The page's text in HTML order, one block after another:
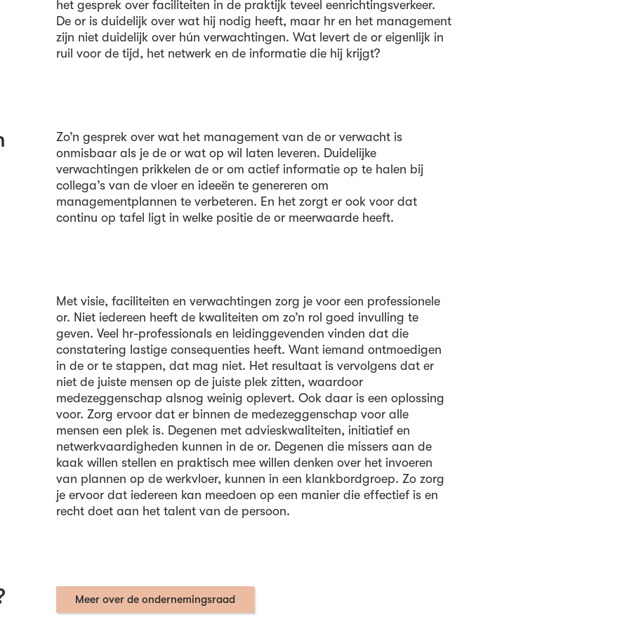
het gesprek over faciliteiten in de praktijk teveel eenrichtingsverkeer.
De or is duidelijk over wat hij nodig heeft, maar hr en het management
zijn niet duidelijk over hún verwachtingen. Wat levert de or eigenlijk in
ruil voor de tijd, het netwerk en de informatie die hij krijgt?
Zo’n gesprek over wat het management van de or verwacht is
onmisbaar als je de or wat op wil laten leveren. Duidelijke
verwachtingen prikkelen de or om actief informatie op te halen bij
collega’s van de vloer en ideeën te genereren om
managementplannen te verbeteren. En het zorgt er ook voor dat
continu op tafel ligt in welke positie de or meerwaarde heeft.
Met visie, faciliteiten en verwachtingen zorg je voor een professionele
or. Niet iedereen heeft de kwaliteiten om zo’n rol goed invulling te
geven. Veel hr-professionals en leidinggevenden vinden dat die
constatering lastige consequenties heeft. Want iemand ontmoedigen
in de or te stappen, dat mag niet. Het resultaat is vervolgens dat er
niet de juiste mensen op de juiste plek zitten, waardoor
medezeggenschap alsnog weinig oplevert. Ook daar is een oplossing
voor. Zorg ervoor dat er binnen de medezeggenschap voor alle
mensen een plek is. Degenen met advieskwaliteiten, initiatief en
netwerkvaardigheden kunnen in de or. Degenen die missers aan de
kaak willen stellen en praktisch mee willen denken over het invoeren
van plannen op de werkvloer, kunnen in een klankbordgroep. Zo zorg
je ervoor dat iedereen kan meedoen op een manier die effectief is en
recht doet aan het talent van de persoon.
Meer over de ondernemingsraad